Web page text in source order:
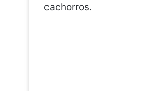
cachorros.